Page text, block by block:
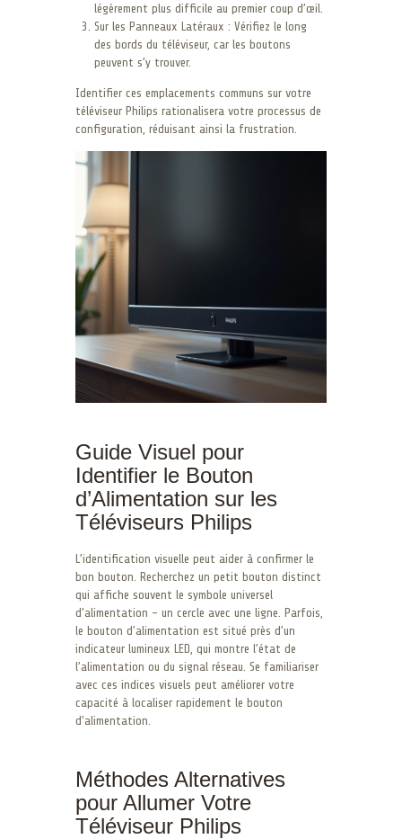
légèrement plus difficile au premier coup d’œil.
Sur les Panneaux Latéraux : Vérifiez le long
des bords du téléviseur, car les boutons
peuvent s’y trouver.
Identifier ces emplacements communs sur votre
téléviseur Philips rationalisera votre processus de
configuration, réduisant ainsi la frustration.
Guide Visuel pour
Identifier le Bouton
d’Alimentation sur les
Téléviseurs Philips
L’identification visuelle peut aider à confirmer le
bon bouton. Recherchez un petit bouton distinct
qui affiche souvent le symbole universel
d’alimentation – un cercle avec une ligne. Parfois,
le bouton d’alimentation est situé près d’un
indicateur lumineux LED, qui montre l’état de
l’alimentation ou du signal réseau. Se familiariser
avec ces indices visuels peut améliorer votre
capacité à localiser rapidement le bouton
d’alimentation.
Méthodes Alternatives
pour Allumer Votre
Téléviseur Philips